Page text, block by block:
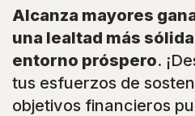
Alcanza mayores
una lealtad más
entorno próspero.
tus esfuerzos de
objetivos financieros